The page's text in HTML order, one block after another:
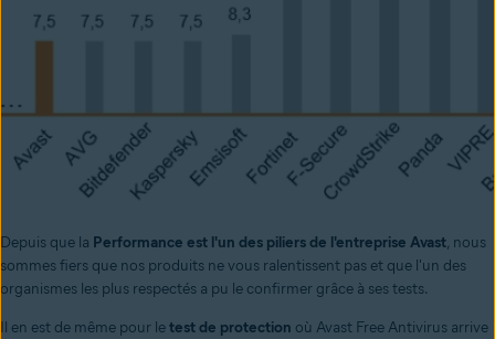
Depuis que la Performance est l'un des piliers de l'entreprise Avast, nous
sommes fiers que nos produits ne vous ralentissent pas et que l'un des
organismes les plus respectés a pu le confirmer grâce à ses tests.
Il en est de même pour letest de protection où Avast Free Antivirus arrive